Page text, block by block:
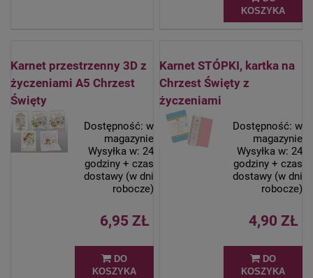
KOSZYKA
Karnet przestrzenny 3D z
życzeniami A5 Chrzest
Święty
Dostępność: w
magazynie
Wysyłka w: 24
godziny + czas
dostawy (w dni
robocze)
6,95 ZŁ
DO
KOSZYKA
Karnet STÓPKI, kartka na
Chrzest Święty z
życzeniami
Dostępność: w
magazynie
Wysyłka w: 24
godziny + czas
dostawy (w dni
robocze)
4,90 ZŁ
DO
KOSZYKA